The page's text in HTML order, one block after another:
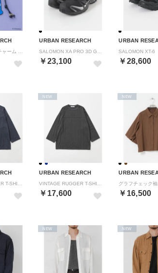
URBAN RESEARCH
￥23,100
URBAN
￥28,600
URBAN RESEARCH
￥17,600
NEW
URBAN
￥16,500
NEW
NEW NEW